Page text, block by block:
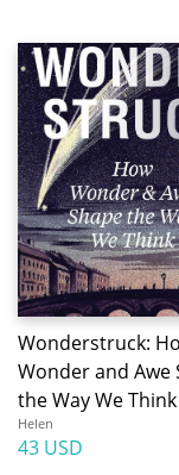
Wonderstruck:
Wonder and Awe
the Way We Think
Helen
43 USD